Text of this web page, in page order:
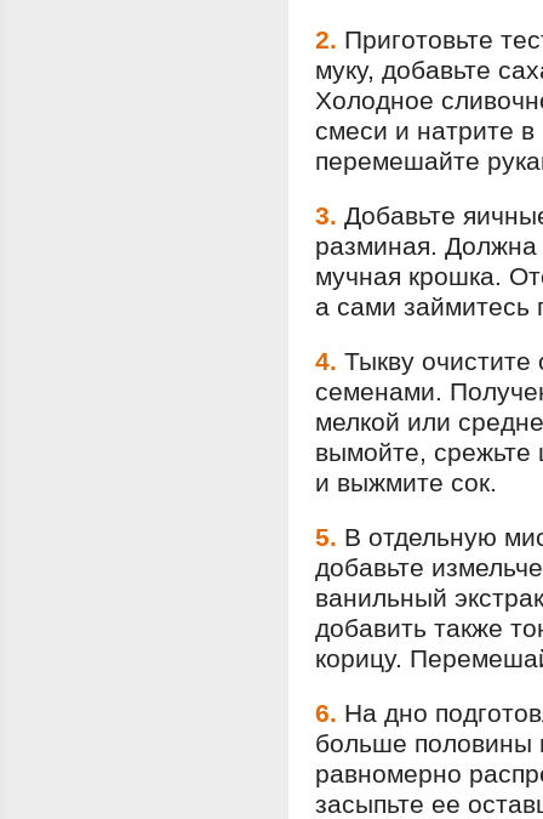
2. Приготовьте
муку, добавьте
Холодное
смеси и натрите
перемешайте
3. Добавьте
разминая. Должна
мучная крошка.
а сами займитесь
4. Тыкву очистите
семенами.
мелкой или
вымойте, срежьте
и выжмите сок.
5. В отдельную
добавьте
ванильный
добавить также
корицу.
6. На дно
больше половины
равномерно
засыпьте ее